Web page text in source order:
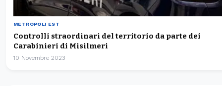
METROPOLI EST
Controlli straordinari del territorio da parte dei
Carabinieri di Misilmeri
10 Novembre 2023